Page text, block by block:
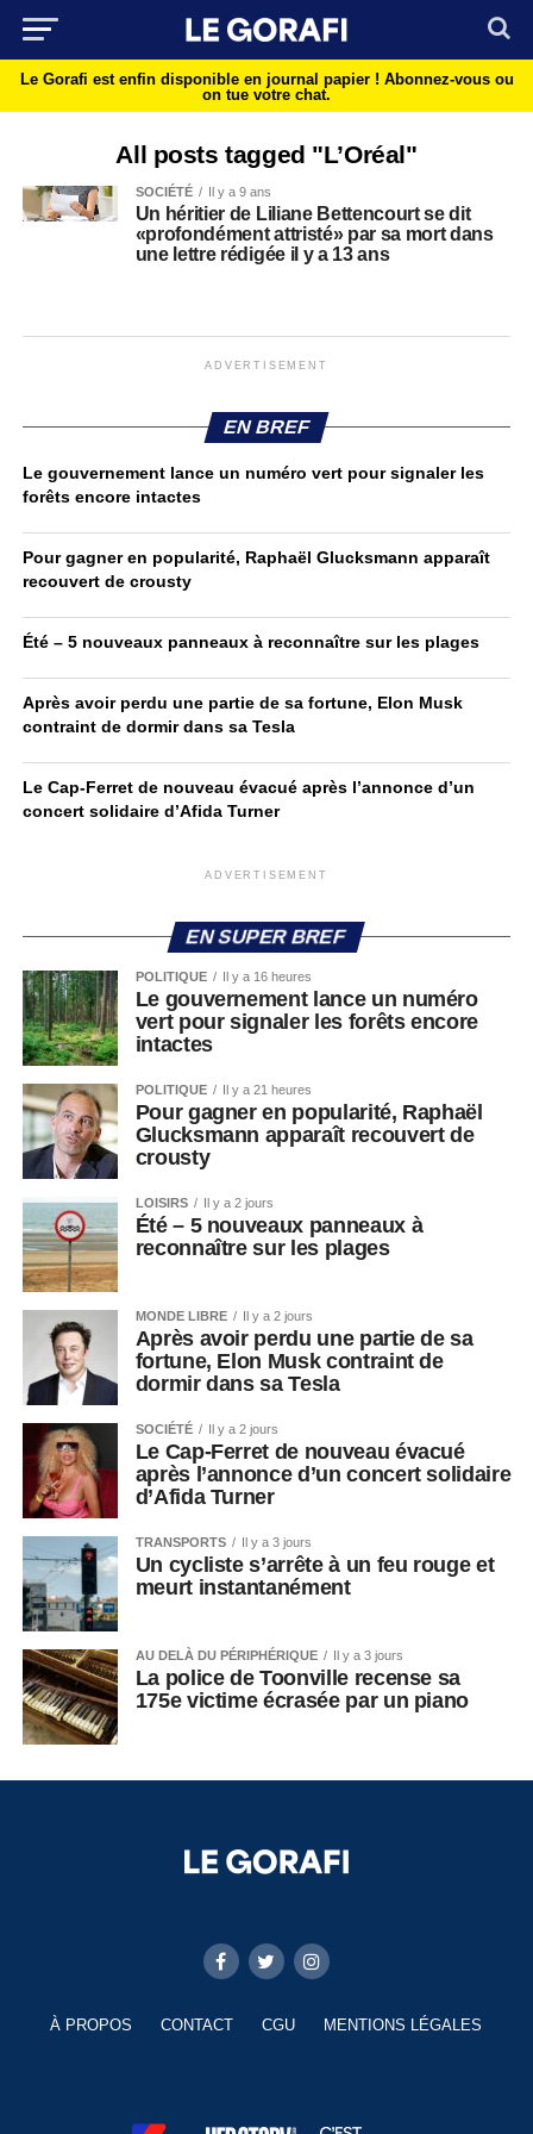
Le Gorafi est enfin disponible en journal papier ! Abonnez-vous ou
on tue votre chat.
All posts tagged "L’Oréal"
SOCIÉTÉ Il y a 9 ans
Un héritier de Liliane Bettencourt se dit
«profondément attristé» par sa mort dans
une lettre rédigée il y a 13 ans
ADVERTISEMENT
EN BREF
Le gouvernement lance un numéro vert pour signaler les
forêts encore intactes
Pour gagner en popularité, Raphaël Glucksmann apparaît
recouvert de crousty
Été – 5 nouveaux panneaux à reconnaître sur les plages
Après avoir perdu une partie de sa fortune, Elon Musk
contraint de dormir dans sa Tesla
Le Cap-Ferret de nouveau évacué après l’annonce d’un
concert solidaire d’Afida Turner
ADVERTISEMENT
EN SUPER BREF
POLITIQUE Il y a 16 heures
Le gouvernement lance un numéro
vert pour signaler les forêts encore
intactes
POLITIQUE Il y a 21 heures
Pour gagner en popularité, Raphaël
Glucksmann apparaît recouvert de
crousty
LOISIRS Il y a 2 jours
Été – 5 nouveaux panneaux à
reconnaître sur les plages
MONDE LIBRE Il y a 2 jours
Après avoir perdu une partie de sa
fortune, Elon Musk contraint de
dormir dans sa Tesla
SOCIÉTÉ Il y a 2 jours
Le Cap-Ferret de nouveau évacué
après l’annonce d’un concert solidaire
d’Afida Turner
TRANSPORTS Il y a 3 jours
Un cycliste s’arrête à un feu rouge et
meurt instantanément
AU DELÀ DU PÉRIPHÉRIQUE Il y a 3 jours
La police de Toonville recense sa
175e victime écrasée par un piano
À PROPOS CONTACT CGU MENTIONS LÉGALES